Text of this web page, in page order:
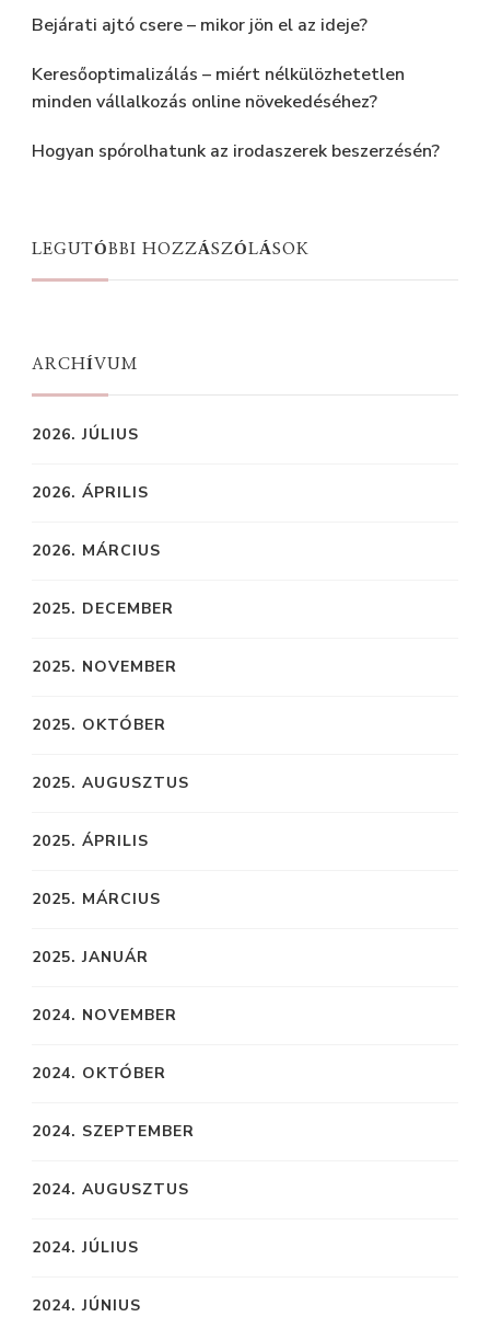
Bejárati ajtó csere – mikor jön el az ideje?
Keresőoptimalizálás – miért nélkülözhetetlen
minden vállalkozás online növekedéséhez?
Hogyan spórolhatunk az irodaszerek beszerzésén?
LEGUTÓBBI HOZZÁSZÓLÁSOK
ARCHÍVUM
2026. JÚLIUS
2026. ÁPRILIS
2026. MÁRCIUS
2025. DECEMBER
2025. NOVEMBER
2025. OKTÓBER
2025. AUGUSZTUS
2025. ÁPRILIS
2025. MÁRCIUS
2025. JANUÁR
2024. NOVEMBER
2024. OKTÓBER
2024. SZEPTEMBER
2024. AUGUSZTUS
2024. JÚLIUS
2024. JÚNIUS